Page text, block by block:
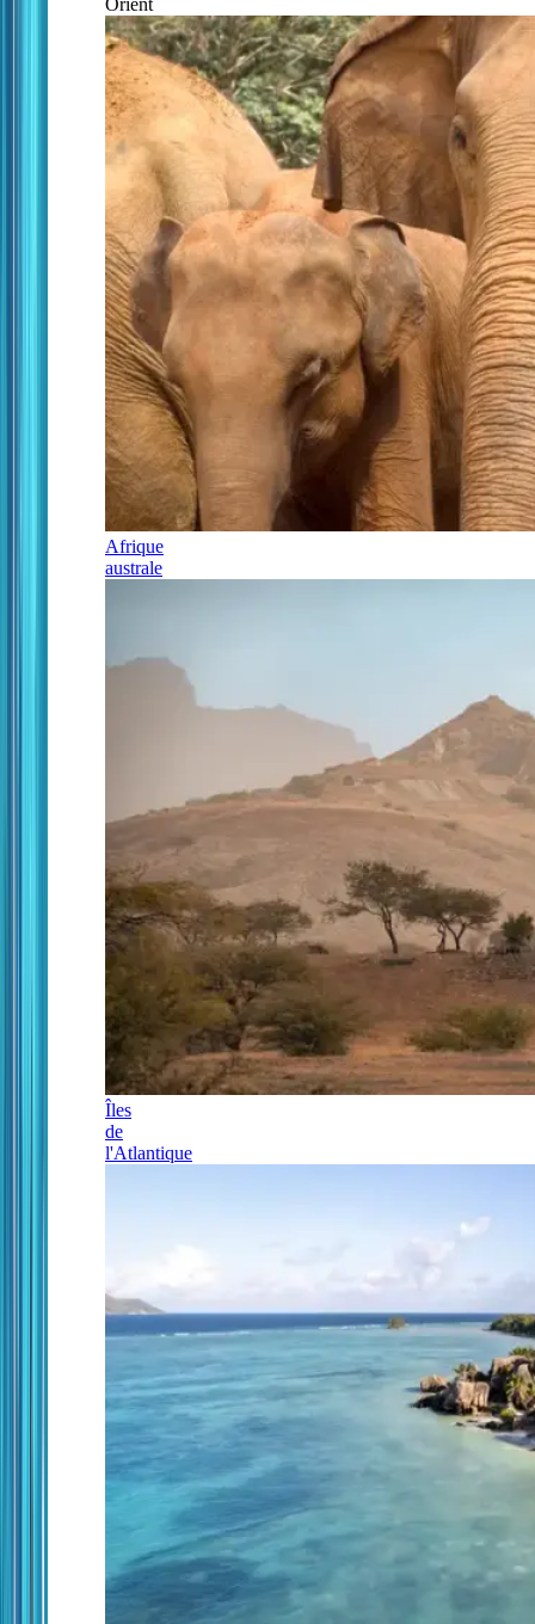
Orient
Afrique
australe
Îles
de
l'Atlantique